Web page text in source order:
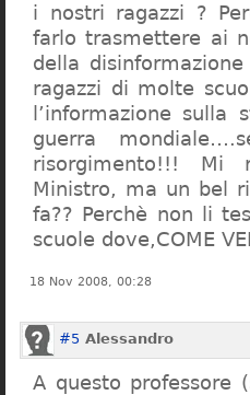
i nostri ragazzi ?
farlo trasmettere ai
della
ragazzi di molte
l’informazione
guerra
risorgimento!!! Mi
Ministro, ma un bel
fa?? Perchè non li
scuole dove,COME
18 Nov 2008, 00:28
#5 Alessandro
A questo professore